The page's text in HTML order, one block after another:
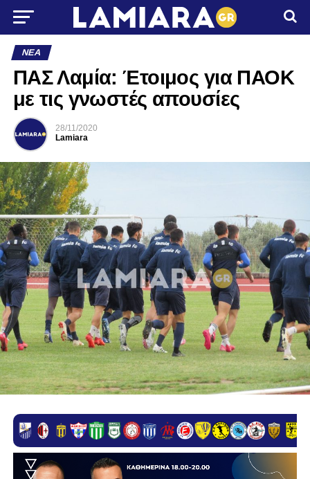
ΝΈΑ
ΠΑΣ Λαμία: Έτοιμος για ΠΑΟΚ
με τις γνωστές απουσίες
28/11/2020
Lamiara